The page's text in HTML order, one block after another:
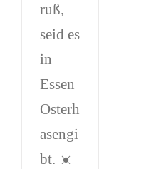
ruß,
seid es
in
Essen
Osterh
asengi
bt. ☀️